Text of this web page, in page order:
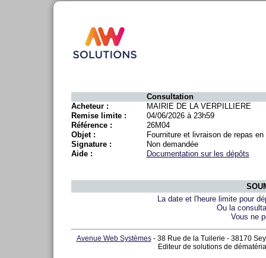
Consultation
Acheteur :
MAIRIE DE LA VERPILLIERE
Remise limite :
04/06/2026 à 23h59
Référence :
26M04
Objet :
Fourniture et livraison de repas
Signature :
Non demandée
Aide :
Documentation sur les dépôts
La date et l'heure limite pour
Ou la
Vous ne
Avenue Web Systèmes- 38 Rue de la Tuilerie - 38170
Editeur de solutions de